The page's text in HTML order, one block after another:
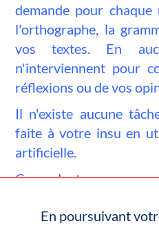
En poursuivant
demande pour
l'orthographe, la
vos textes. En
n'interviennent pour
réflexions ou de vos
Il n'existe aucune
faite à votre insu en
artificielle.
Cependant comme
communiquez